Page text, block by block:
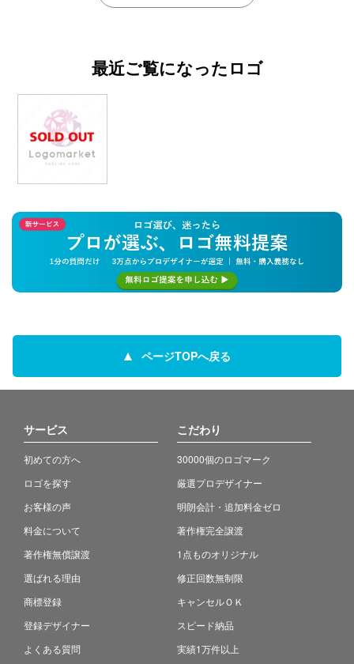
最近ご覧になったロゴ
ページTOPへ戻る
サービス
初めての方へ
ロゴを探す
お客様の声
料金について
著作権無償譲渡
選ばれる理由
商標登録
登録デザイナー
よくある質問
こだわり
30000個のロゴマーク
厳選プロデザイナー
明朗会計・追加料金ゼロ
著作権完全譲渡
1点ものオリジナル
修正回数無制限
キャンセルＯＫ
スピード納品
実績1万件以上